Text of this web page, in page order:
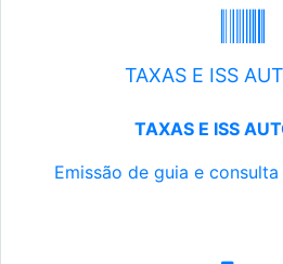
TAXAS E ISS
TAXAS E ISS
Emissão de guia e